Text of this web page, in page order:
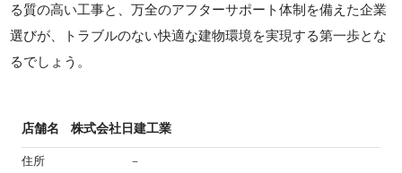
る質の高い工事と、万全のアフターサポート体制を備えた企業
選びが、トラブルのない快適な建物環境を実現する第一歩とな
るでしょう。
店舗名 株式会社日建工業
住所 －